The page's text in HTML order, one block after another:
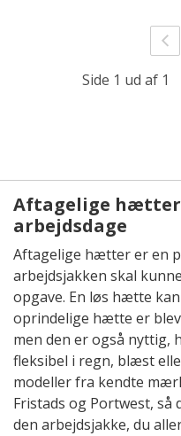
Side 1 ud af 1
Aftagelige
arbejdsdage
Aftagelige hætter er en
arbejdsjakken skal
opgave. En løs hætte
oprindelige hætte er
men den er også nyttig,
fleksibel i regn, blæst
modeller fra kendte
Fristads og Portwest,
den arbejdsjakke, du